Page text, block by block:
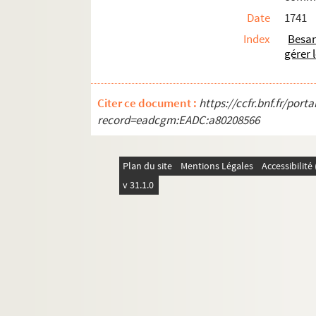
Ms Chiflet 68. « Pièces historiques
Ms Chiflet 69. Supplément aux recueils
Date
1741
Index
gérer
Citer ce document : https://ccfr.bnf.fr/
record=eadcgm:EADC:a80208566
Plan du site Mentions Légales
v 31.1.0